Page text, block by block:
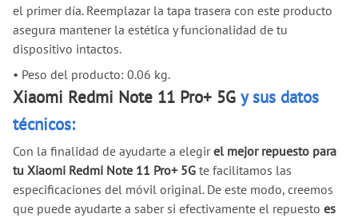
el primer día. Reemplazar la tapa trasera con este producto
asegura mantener la estética y funcionalidad de tu
dispositivo intactos.
• Peso del producto: 0.06 kg.
Xiaomi Redmi Note 11 Pro+ 5G y sus datos
técnicos:
Con la finalidad de ayudarte a elegirel mejor repuesto para
tu Xiaomi Redmi Note 11 Pro+ 5G te facilitamos las
especificaciones del móvil original. De este modo, creemos
que puede ayudarte a saber si efectivamente el repuesto es